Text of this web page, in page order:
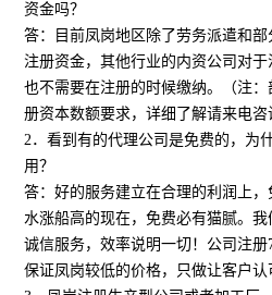
资金吗？
答：目前凤岗地区除了劳务派遣和
注册资金，其他行业的内资公司对于
也不需要在注册的时候缴纳。（注
册资本数额要求，详细了解请来电咨
2．看到有的代理公司是免费的，为
用？
答：好的服务建立在合理的利润上
水涨船高的现在，免费必有猫腻。我
诚信服务，效率说明一切！公司注
保证凤岗较低的价格，只做让客户认